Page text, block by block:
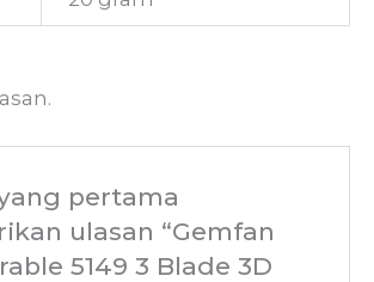
pertama
ulasan “Gemfan
5149 3 Blade 3D